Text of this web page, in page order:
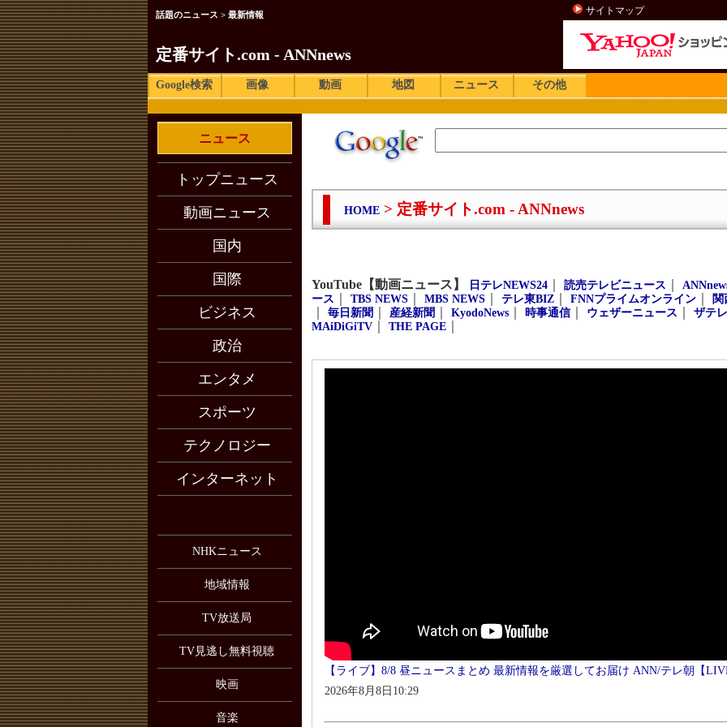
話題のニュース > 最新情報
定番サイト.com - ANNnews
サイトマップ
Google検索 画像 動画 地図 ニュース その他
HOME > 定番サイト.com - ANNnews
YouTube【動画ニュース】 日テレNEWS24 読売テレビニュース
ース
TBS NEWS MBS NEWS テレ東BIZ FNNプライムオンライン 関
毎日新聞 産経新聞 KyodoNews 時事通信｜ ウェザーニュース
ザテ
MAiDiGiTV
THE PAGE
【ライブ】8/8 昼ニュースまとめ 最新情報を厳選してお届け ANN/テレ朝【
2026年8月8日10:29
ニュース
トップニュース
動画ニュース
国内
国際
ビジネス
政治
エンタメ
スポーツ
テクノロジー
インターネット
NHKニュース
地域情報
TV放送局
TV見逃し無料視聴
映画
音楽